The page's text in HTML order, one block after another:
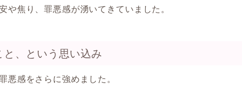
や焦り、罪悪感が湧いてきていました。
、という思い込み
感をさらに強めました。